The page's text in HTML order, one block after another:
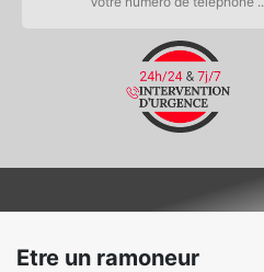
Etre un ramoneur